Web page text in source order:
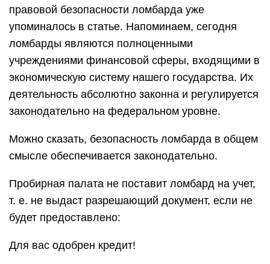
правовой безопасности ломбарда уже
упоминалось в статье. Напоминаем, сегодня
ломбарды являются полноценными
учреждениями финансовой сферы, входящими в
экономическую систему нашего государства. Их
деятельность абсолютно законна и регулируется
законодательно на федеральном уровне.
Можно сказать, безопасность ломбарда в общем
смысле обеспечивается законодательно.
Пробирная палата не поставит ломбард на учет,
т. е. не выдаст разрешающий документ, если не
будет предоставлено:
Для вас одобрен кредит!